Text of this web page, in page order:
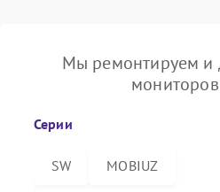
Мы ремонтируем и
Серии
SW MOBIUZ